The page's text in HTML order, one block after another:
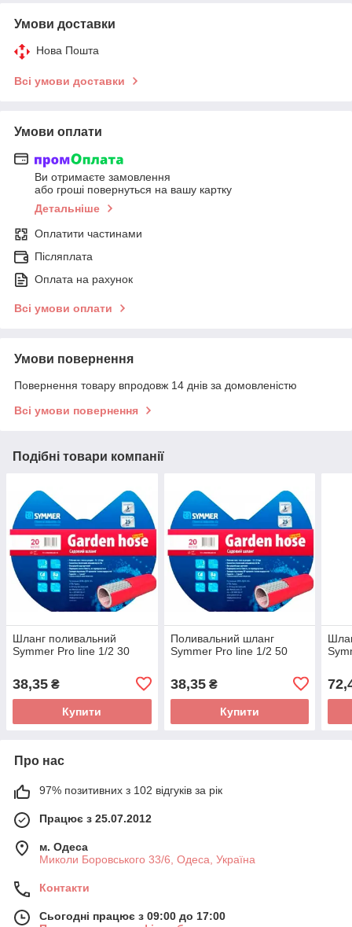
Умови доставки
Нова Пошта
Всі умови доставки
Умови оплати
Ви отримаєте замовлення
або гроші повернуться на вашу картку
Детальніше
Оплатити частинами
Післяплата
Оплата на рахунок
Всі умови оплати
Умови повернення
Повернення товару впродовж 14 днів за домовленістю
Всі умови повернення
Подібні товари компанії
Шланг поливальний
Symmer Pro line 1/2 30
38,35 ₴
Купити
Поливальний шланг
Symmer Pro line 1/2 50
38,35₴
Купити
Про нас
97% позитивних з 102 відгуків за рік
Працює з 25.07.2012
м. Одеса
Миколи Боровського 33/6, Одеса, Україна
Контакти
Сьогодні працює з 09:00 до 17:00